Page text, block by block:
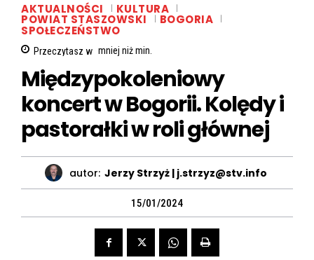
AKTUALNOŚCI KULTURA
POWIAT STASZOWSKI BOGORIA
SPOŁECZEŃSTWO
Przeczytasz w mniej niżmin.
Międzypokoleniowy
koncert w Bogorii. Kolędy i
pastorałki w roli głównej
autor: Jerzy Strzyż | j.strzyz@stv.info
15/01/2024